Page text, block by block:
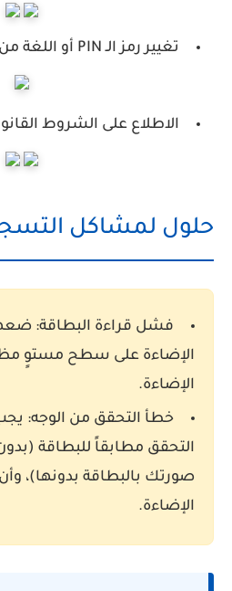
تغيير رمز الـ PIN أو اللغة من الإعدادات.
الاطلاع على الشروط
حلول لمشاكل
فشل قراءة البطاقة:
الإضاءة على سطح مستوٍ
الإضاءة.
خطأ التحقق من الوجه:
التحقق مطابقاً للبطاقة
صورتك بالبطاقة بدونها)،
الإضاءة.